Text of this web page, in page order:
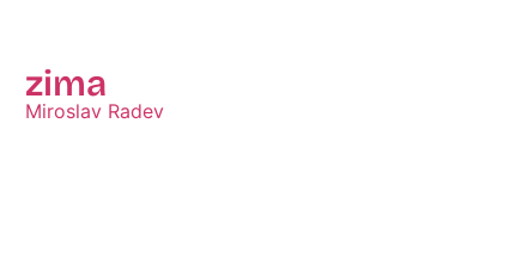
zima
Miroslav Radev